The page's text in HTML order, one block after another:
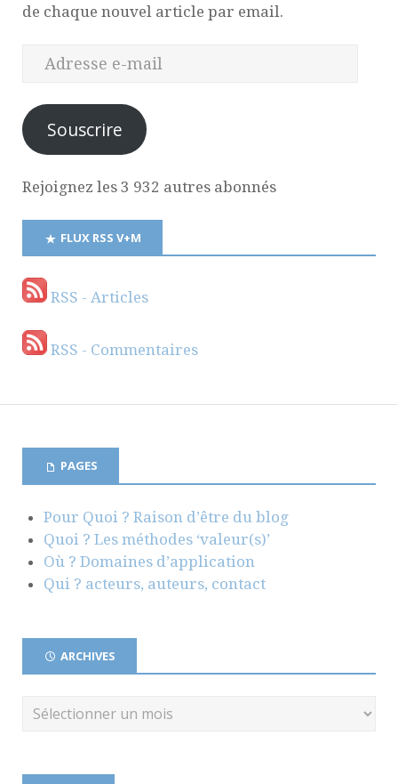
de chaque nouvel article par email.
Souscrire
Rejoignez les 3 932 autres abonnés
FLUX RSS V+M
RSS - Articles
RSS - Commentaires
PAGES
Pour Quoi ? Raison d’être du blog
Quoi ? Les méthodes ‘valeur(s)’
Où ? Domaines d’application
Qui ? acteurs, auteurs, contact
ARCHIVES